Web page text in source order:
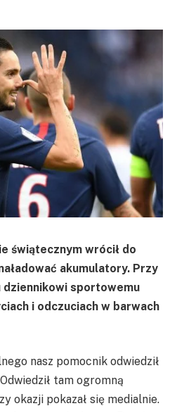
świątecznym wrócił do
akumulatory. Przy
dziennikowi sportowemu
i odczuciach w barwach
nasz pomocnik odwiedził
tam ogromną
okazji pokazał się medialnie.